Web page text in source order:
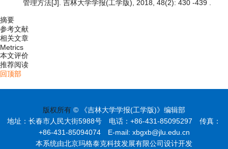
管理方法[J]. 吉林大学学报(工学版), 2018, 48(2): 430 -439 .
摘要
参考文献
相关文章
Metrics
本文评价
推荐阅读
回顶部
版权所有 © 《吉林大学学报(工学版)》编辑部
地址：长春市人民大街5988号 电话：+86-431-85095297 传真：
+86-431-85094074 E-mail: xbgxb@jlu.edu.cn
本系统由北京玛格泰克科技发展有限公司设计开发